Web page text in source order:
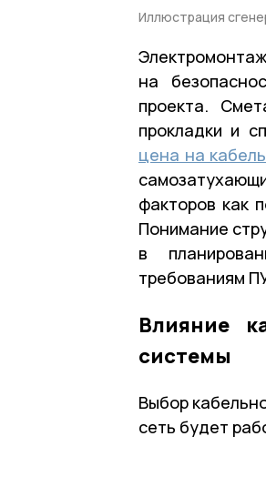
Иллюстрация
на
проекта.
прокладки и
цена на
факторов как
Понимание
в
требованиям
Влияние
системы
Выбор
сеть будет